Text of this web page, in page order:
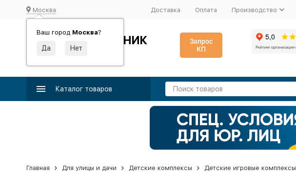
Москва
Ваш город Москва?
Доставка Оплата Производство
ИДЕАЛЬНЫЙ ТУРНИК
Производство и поставка спортивного оборудования
Запрос
КП
Каталог товаров
Главная Для улицы и дачи Детские комплексы Детские игровые комплексы